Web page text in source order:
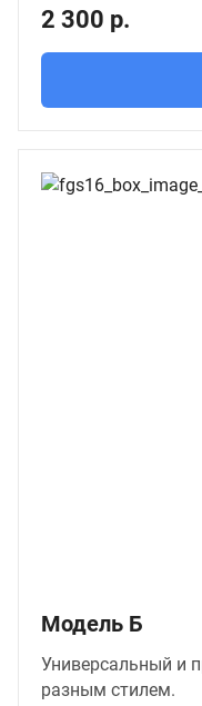
2 300 р.
Модель Б
Универсальный и
разным стилем.